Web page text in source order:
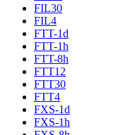
FIL30
FIL4
FTT-1d
FTT-1h
FTT-8h
FTT12
FTT30
FTT4
FXS-1d
FXS-1h